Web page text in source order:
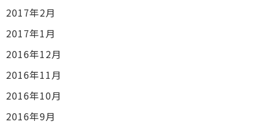
2017年2月
2017年1月
2016年12月
2016年11月
2016年10月
2016年9月